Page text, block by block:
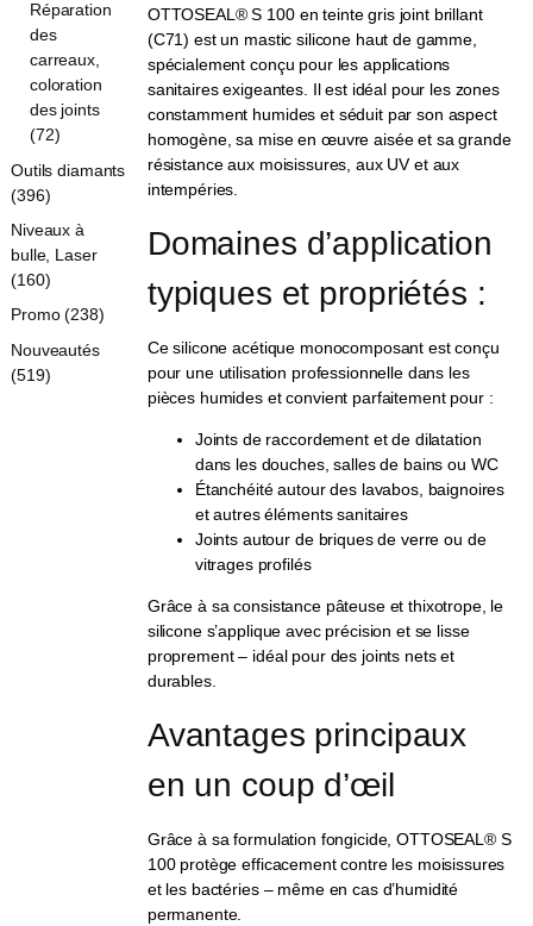
OTTOSEAL® S 100 en teinte gris joint brillant
(C71) est un mastic silicone haut de gamme,
spécialement conçu pour les applications
sanitaires exigeantes. Il est idéal pour les zones
constamment humides et séduit par son aspect
homogène, sa mise en œuvre aisée et sa grande
résistance aux moisissures, aux UV et aux
intempéries.
Domaines d’application
typiques et propriétés :
Ce silicone acétique monocomposant est conçu
pour une utilisation professionnelle dans les
pièces humides et convient parfaitement pour :
Joints de raccordement et de dilatation
dans les douches, salles de bains ou WC
Étanchéité autour des lavabos, baignoires
et autres éléments sanitaires
Joints autour de briques de verre ou de
vitrages profilés
Grâce à sa consistance pâteuse et thixotrope, le
silicone s’applique avec précision et se lisse
proprement – idéal pour des joints nets et
durables.
Avantages principaux
en un coup d’œil
Grâce à sa formulation fongicide, OTTOSEAL® S
100 protège efficacement contre les moisissures
et les bactéries – même en cas d’humidité
permanente.
Réparation
des
carreaux,
coloration
des joints
(72)
Outils diamants
(396)
Niveaux à
bulle, Laser
(160)
Promo (238)
Nouveautés
(519)